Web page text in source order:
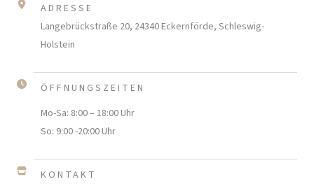
ADRESSE
Langebrückstraße 20, 24340 Eckernförde, Schleswig-
Holstein
ÖFFNUNGSZEITEN
Mo-Sa: 8:00 – 18:00 Uhr
So: 9:00 -20:00 Uhr
KONTAKT